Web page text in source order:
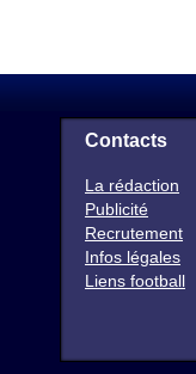
Contacts
La rédaction
Publicité
Recrutement
Infos légales
Liens football